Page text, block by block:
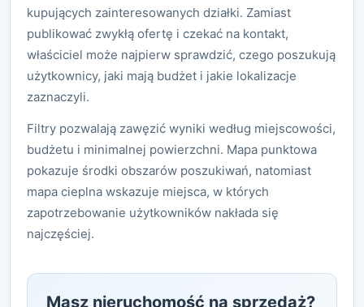
kupujących zainteresowanych działki. Zamiast
publikować zwykłą ofertę i czekać na kontakt,
właściciel może najpierw sprawdzić, czego poszukują
użytkownicy, jaki mają budżet i jakie lokalizacje
zaznaczyli.
Filtry pozwalają zawęzić wyniki według miejscowości,
budżetu i minimalnej powierzchni. Mapa punktowa
pokazuje środki obszarów poszukiwań, natomiast
mapa cieplna wskazuje miejsca, w których
zapotrzebowanie użytkowników nakłada się
najczęściej.
Masz nieruchomość na sprzedaż?